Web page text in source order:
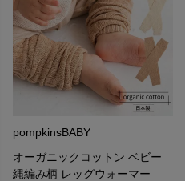
pompkinsBABY
オーガニックコットン ベビー
縄編み柄 レッグウォーマー